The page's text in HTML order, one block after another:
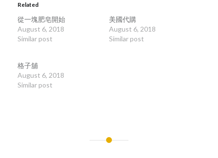
Related
從一塊肥皂開始
August 6, 2018
Similar post
美國代購
August 6, 2018
Similar post
格子舖
August 6, 2018
Similar post